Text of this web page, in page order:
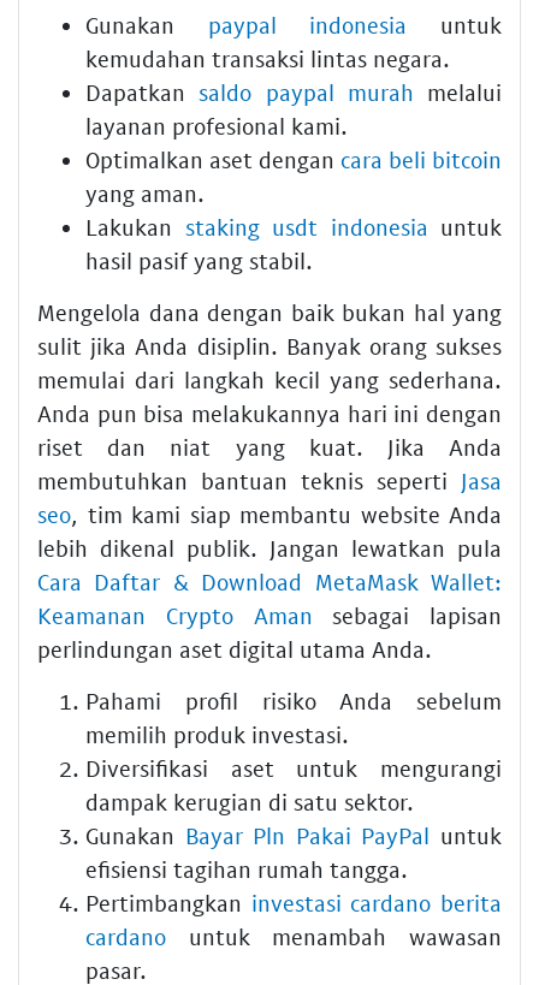
Gunakan paypal indonesia
untuk
kemudahan transaksi lintas negara.
Dapatkansaldo paypal murah melalui
layanan profesional kami.
Optimalkan aset dengan cara beli bitcoin
yang aman.
Lakukan staking usdt indonesia untuk
hasil pasif yang stabil.
Mengelola dana dengan baik bukan hal yang
sulit jika Anda disiplin. Banyak orang sukses
memulai dari langkah kecil yang sederhana.
Anda pun bisa melakukannya hari ini dengan
riset dan niat yang kuat. Jika Anda
membutuhkan bantuan teknis seperti Jasa
seo, tim kami siap membantu website Anda
lebih dikenal publik. Jangan lewatkan pula
Cara Daftar & Download MetaMask Wallet:
Keamanan Crypto Aman sebagai lapisan
perlindungan aset digital utama Anda.
Pahami profil risiko Anda sebelum
memilih produk investasi.
Diversifikasi aset untuk mengurangi
dampak kerugian di satu sektor.
Gunakan Bayar Pln Pakai PayPal untuk
efisiensi tagihan rumah tangga.
Pertimbangkan investasi cardano berita
cardano untuk menambah wawasan
pasar.